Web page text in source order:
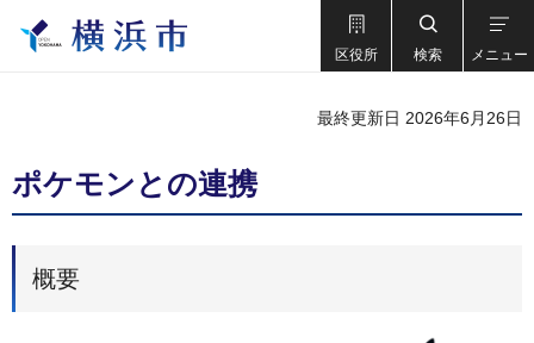
区役所 検索 メニュー
最終更新日 2026年6月26日
ポケモンとの連携
概要